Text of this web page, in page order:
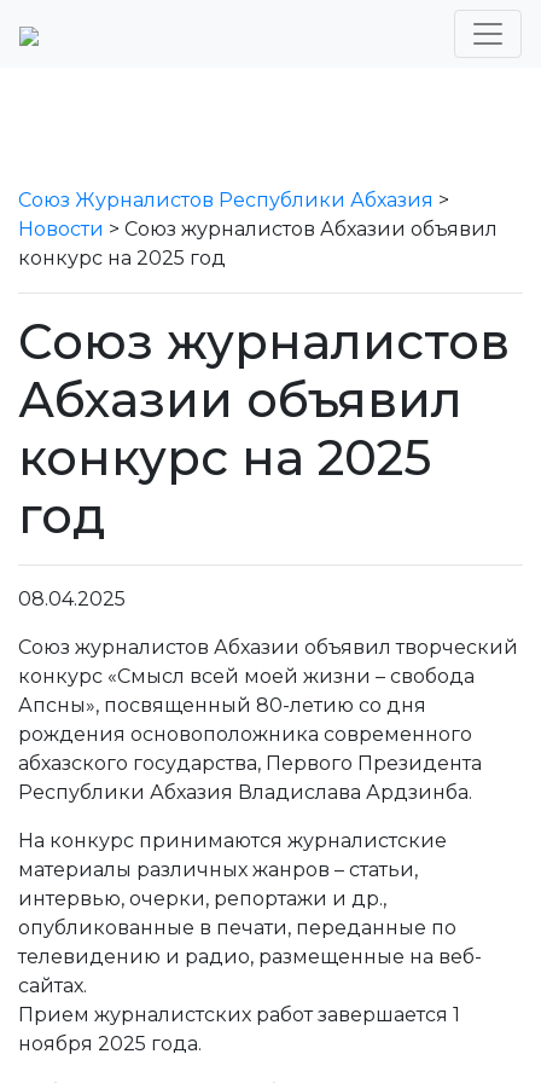
Союз Журналистов Республики Абхазия >
Новости > Союз журналистов Абхазии объявил
конкурс на 2025 год
Союз журналистов
Абхазии объявил
конкурс на 2025
год
08.04.2025
Союз журналистов Абхазии объявил творческий
конкурс «Смысл всей моей жизни – свобода
Апсны», посвященный 80-летию со дня
рождения основоположника современного
абхазского государства, Первого Президента
Республики Абхазия Владислава Ардзинба.
На конкурс принимаются журналистские
материалы различных жанров – статьи,
интервью, очерки, репортажи и др.,
опубликованные в печати, переданные по
телевидению и радио, размещенные на веб-
сайтах.
Прием журналистских работ завершается 1
ноября 2025 года.